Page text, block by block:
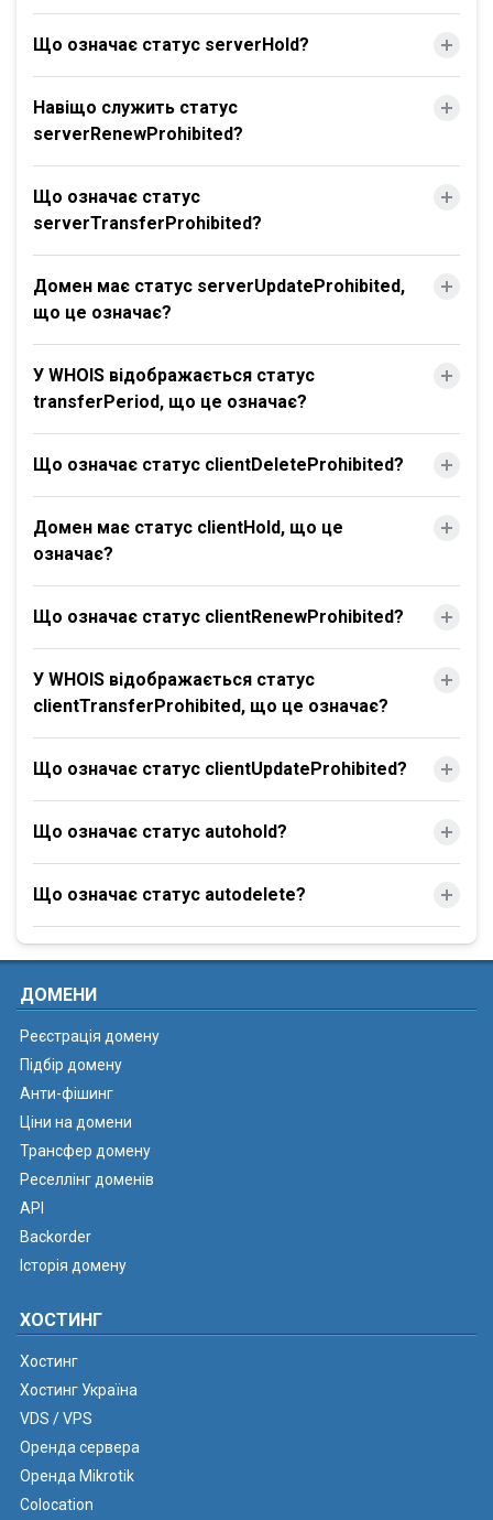
Що означає статус serverHold?
Навіщо служить статус
serverRenewProhibited?
Що означає статус
serverTransferProhibited?
Домен має статус serverUpdateProhibited,
що це означає?
У WHOIS відображається статус
transferPeriod, що це означає?
Що означає статус clientDeleteProhibited?
Домен має статус clientHold, що це
означає?
Що означає статус clientRenewProhibited?
У WHOIS відображається статус
clientTransferProhibited, що це означає?
Що означає статус clientUpdateProhibited?
Що означає статус autohold?
Що означає статус autodelete?
ДОМЕНИ
Реєстрація домену
Підбір домену
Анти-фішинг
Ціни на домени
Трансфер домену
Реселлінг доменів
API
Backorder
Історія домену
ХОСТИНГ
Хостинг
Хостинг Україна
VDS / VPS
Оренда сервера
Оренда Mikrotik
Colocation